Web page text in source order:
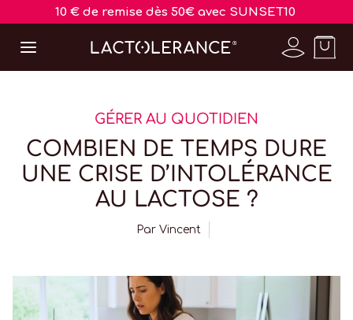
10 € de remise dès 50€ avec SUNSET10
GÉRER AU QUOTIDIEN
COMBIEN DE TEMPS DURE
UNE CRISE D’INTOLÉRANCE
AU LACTOSE ?
Par Vincent